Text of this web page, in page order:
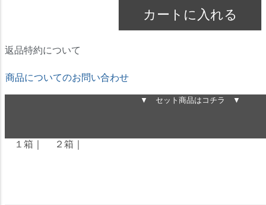
カートに入れる
返品特約について
商品についてのお問い合わせ
▼ セット商品はコチラ ▼
１箱 ２箱